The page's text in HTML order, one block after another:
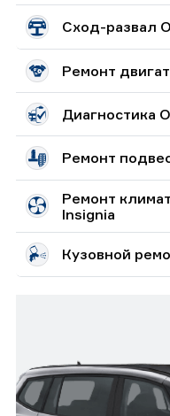
Сход-развал
Ремонт
Диагностика
Ремонт
Ремонт
Insignia
Кузовной